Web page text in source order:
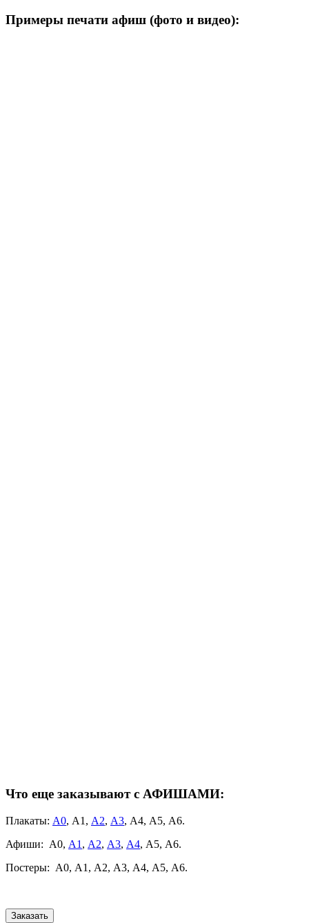
Примеры печати афиш (фото и видео):
Что еще заказывают с АФИШАМИ:
Плакаты: А0, А1, А2, А3, А4, А5, А6.
Афиши: А0, А1 , А2, А3, А4, А5, А6.
Постеры: А0, А1, А2, А3, А4, А5, А6.
Заказать